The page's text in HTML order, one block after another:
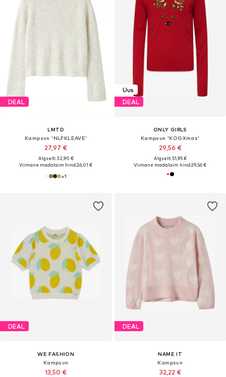
DEAL
LMTD
Kampsun 'NLFKLEAVE'
27,97 €
Algselt: 32,90 €
Viimane madalaim hind:26,01 €
+1
Uus
DEAL
ONLY GIRLS
Kampsun 'KOGXmas'
29,56 €
Algselt: 51,95 €
Viimane madalaim hind:29,56 €
DEAL
WE FASHION
Kampsun
13,50 €
DEAL
NAME IT
Kampsun
32,22 €